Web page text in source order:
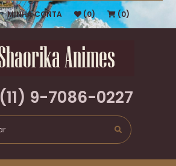
MINHA CONTA (0) (0)
(11) 9-7086-0227